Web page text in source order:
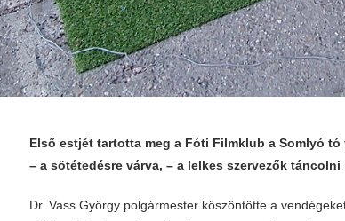
Első estjét tartotta meg a Fóti Filmklub a Somlyó
– a sötétedésre várva, – a lelkes szervezők
Dr. Vass György polgármester köszöntötte a